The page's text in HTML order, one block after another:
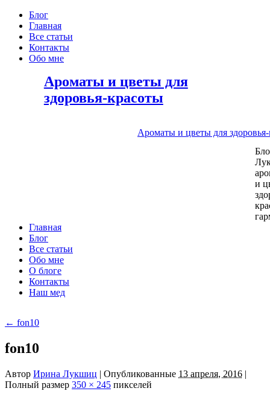
Блог
Главная
Все статьи
Контакты
Обо мне
Ароматы и цветы для
здоровья-красоты
Ароматы и цветы для
и
Главная
Блог
Все статьи
Обо мне
О блоге
Контакты
Наш мед
← fon10
fon10
Автор Ирина Лукшиц | Опубликованные 13 апреля, 2016 |
Полный размер 350 × 245 пикселей